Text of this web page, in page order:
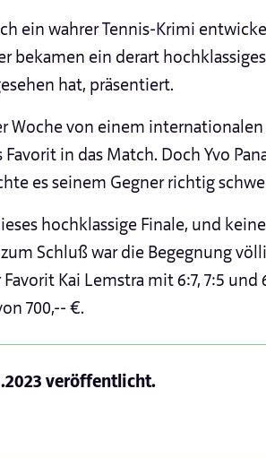
ein wahrer Tennis-Krimi
bekamen ein derart
hat, präsentiert.
Woche von einem internationalen
in das Match. Doch Yvo
es seinem Gegner richtig
hochklassige Finale, und
Schluß war die Begegnung
Kai Lemstra mit 6:7, 7:5
700,-- €.
veröffentlicht.